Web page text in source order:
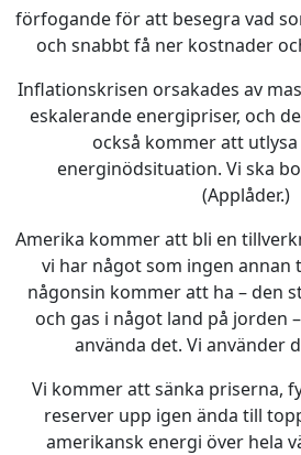
förfogande för att besegra vad
och snabbt få ner kostnader
Inflationskrisen orsakades av
eskalerande energipriser, och
också kommer att
energinödsituation. Vi ska
(Applåder.)
Amerika kommer att bli en
vi har något som ingen annan
någonsin kommer att ha – den
och gas i något land på jorden
använda det. Vi använder
Vi kommer att sänka priserna,
reserver upp igen ända till
amerikansk energi över hela